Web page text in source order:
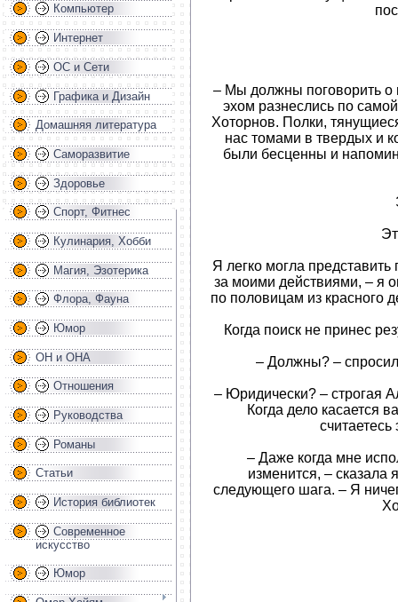
Компьютер
Интернет
ОС и Сети
Графика и Дизайн
Домашняя литература
Саморазвитие
Здоровье
Спорт, Фитнес
Кулинария, Хобби
Магия, Эзотерика
Флора, Фауна
Юмор
ОН и ОНА
Отношения
Руководства
Романы
Статьи
История библиотек
Современное
искусство
Юмор
– Мы должны поговорить
эхом разнеслись по
Хоторнов. Полки,
нас томами в твердых и
были бесценны и
Я легко могла
за моими действиями, – я
по половицам из красного
Когда поиск не принес
– Должны? –
– Юридически? – строгая
Когда дело касается
– Даже когда мне
изменится, – сказала
следующего шага. – Я